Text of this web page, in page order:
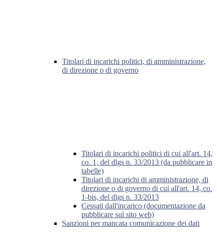
Titolari di incarichi politici, di amministrazione,
di direzione o di governo
Titolari di incarichi politici di cui all'art. 14,
co. 1, del dlgs n. 33/2013 (da pubblicare in
tabelle)
Titolari di incarichi di amministrazione, di
direzione o di governo di cui all'art. 14, co.
1-bis, del dlgs n. 33/2013
Cessati dall'incarico (documentazione da
pubblicare sul sito web)
Sanzioni per mancata comunicazione dei dati